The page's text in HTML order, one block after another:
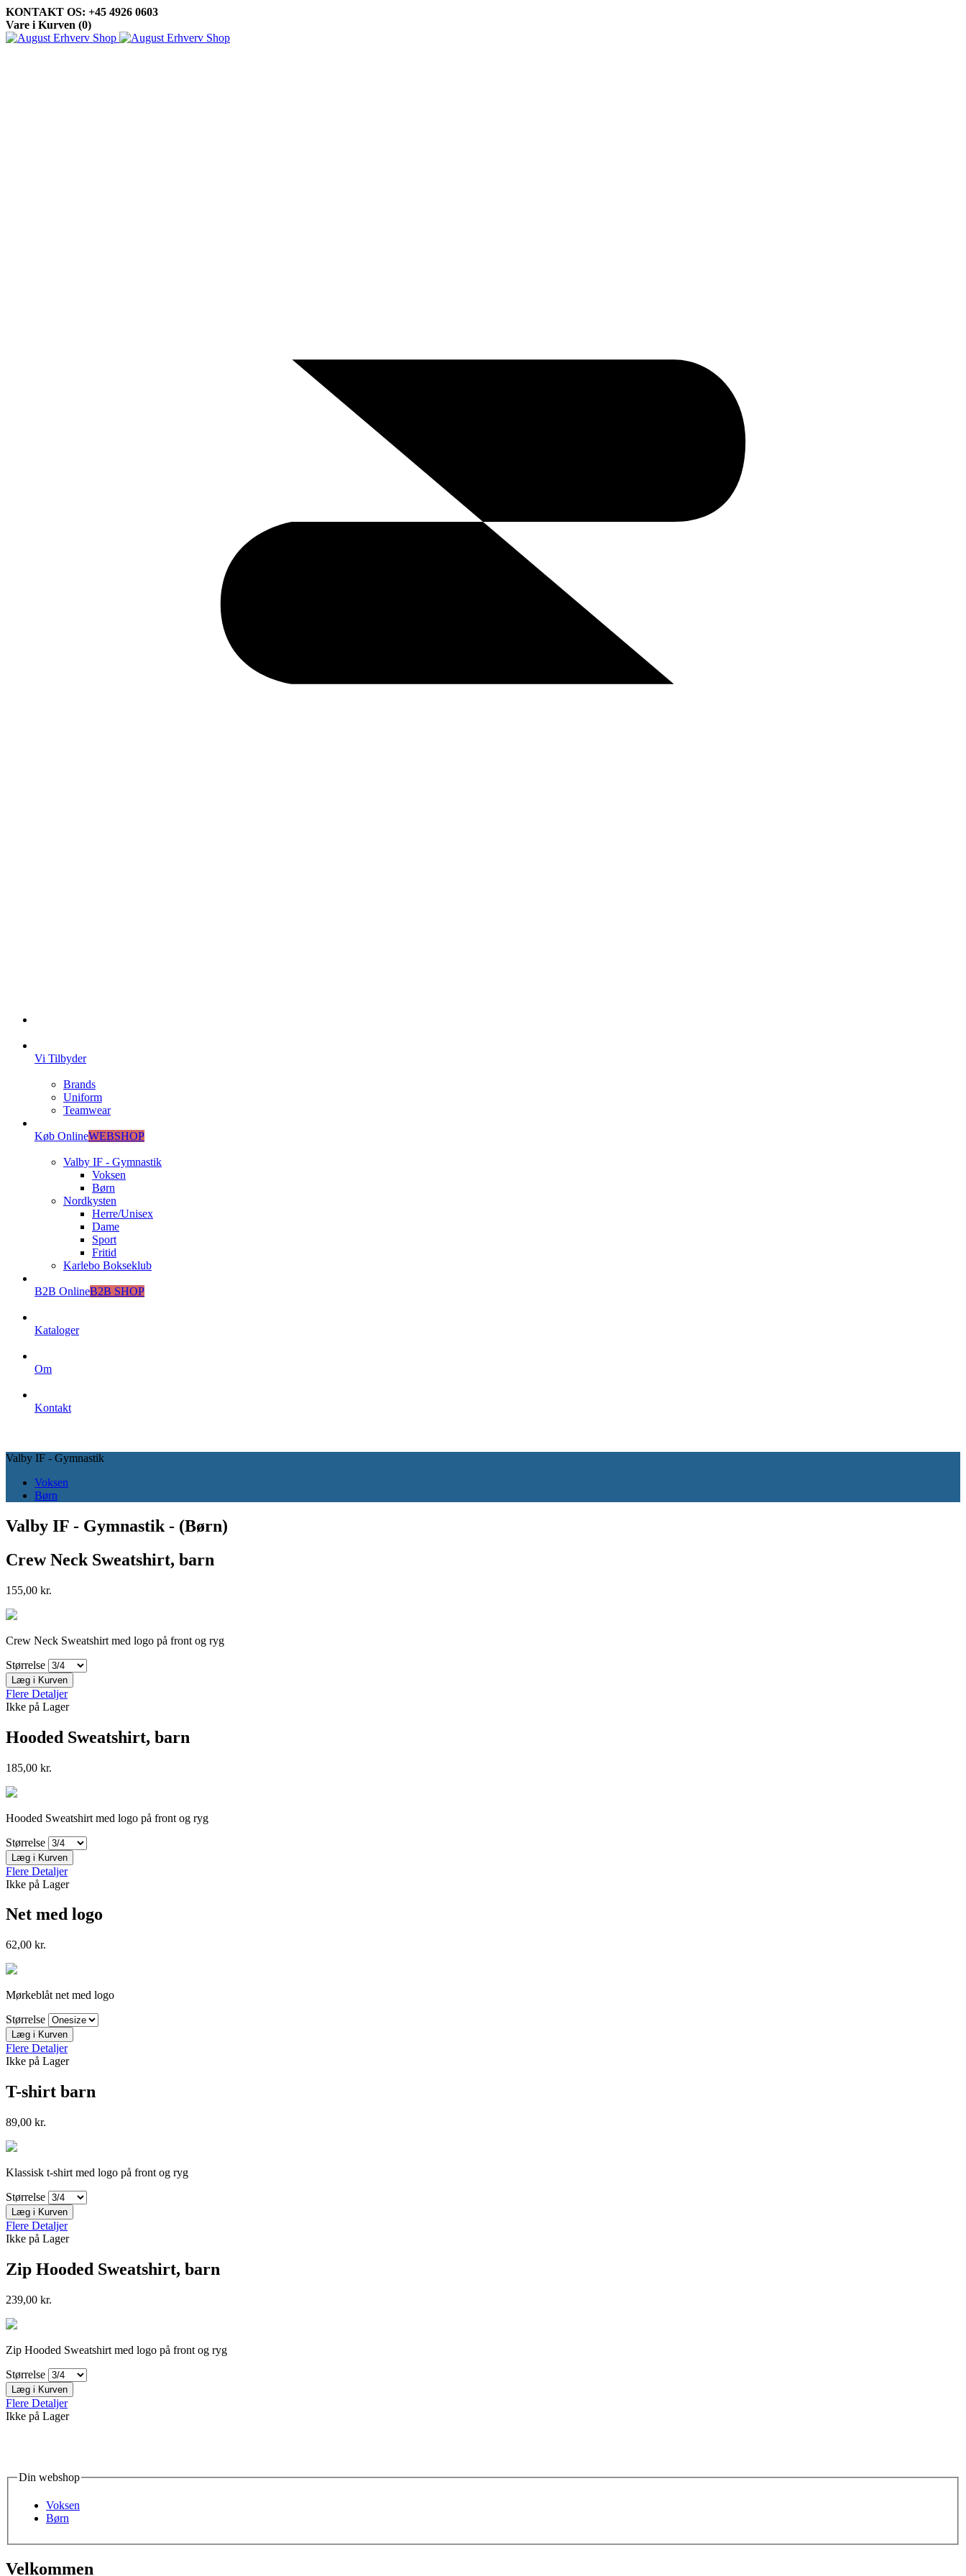
KONTAKT OS: +45 4926 0603
Vare i Kurven (0)
Vi Tilbyder
Brands
Uniform
Teamwear
Køb OnlineWEBSHOP
Valby IF - Gymnastik
Voksen
Børn
Nordkysten
Herre/Unisex
Dame
Sport
Fritid
Karlebo Bokseklub
B2B OnlineB2B SHOP
Kataloger
Om
Kontakt
Valby IF - Gymnastik
Voksen
Børn
Valby IF - Gymnastik - (Børn)
Crew Neck Sweatshirt, barn
155,00 kr.
Crew Neck Sweatshirt med logo på front og ryg
Størrelse
Læg i Kurven
Flere Detaljer
Ikke på Lager
Hooded Sweatshirt, barn
185,00 kr.
Hooded Sweatshirt med logo på front og ryg
Størrelse
Læg i Kurven
Flere Detaljer
Ikke på Lager
Net med logo
62,00 kr.
Mørkeblåt net med logo
Størrelse
Læg i Kurven
Flere Detaljer
Ikke på Lager
T-shirt barn
89,00 kr.
Klassisk t-shirt med logo på front og ryg
Størrelse
Læg i Kurven
Flere Detaljer
Ikke på Lager
Zip Hooded Sweatshirt, barn
239,00 kr.
Zip Hooded Sweatshirt med logo på front og ryg
Størrelse
Læg i Kurven
Flere Detaljer
Ikke på Lager
Din webshop
Voksen
Børn
Velkommen